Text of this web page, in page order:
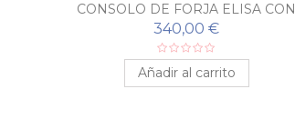
CONSOLO DE FORJA ELISA CON
ESPEJO A JUEGO
340,00 €
Añadir al carrito